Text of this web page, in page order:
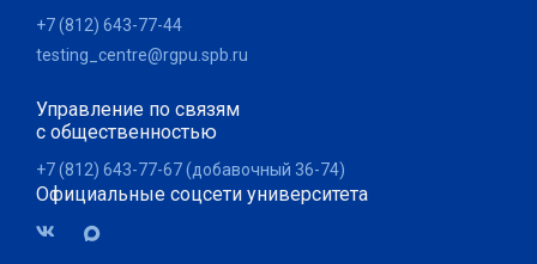
+7 (812) 643-77-44
testing_centre@rgpu.spb.ru
Управление по связям
с общественностью
+7 (812) 643-77-67 (добавочный 36-74)
Официальные соцсети университета